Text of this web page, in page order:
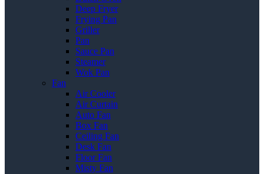
Deep Fryer
Frying Pan
Griller
Pan
Sauce Pan
Steamer
Wok Pan
Fan
Air Cooler
Air Curtain
Auto Fan
Box Fan
Ceiling Fan
Desk Fan
Floor Fan
Misty Fan